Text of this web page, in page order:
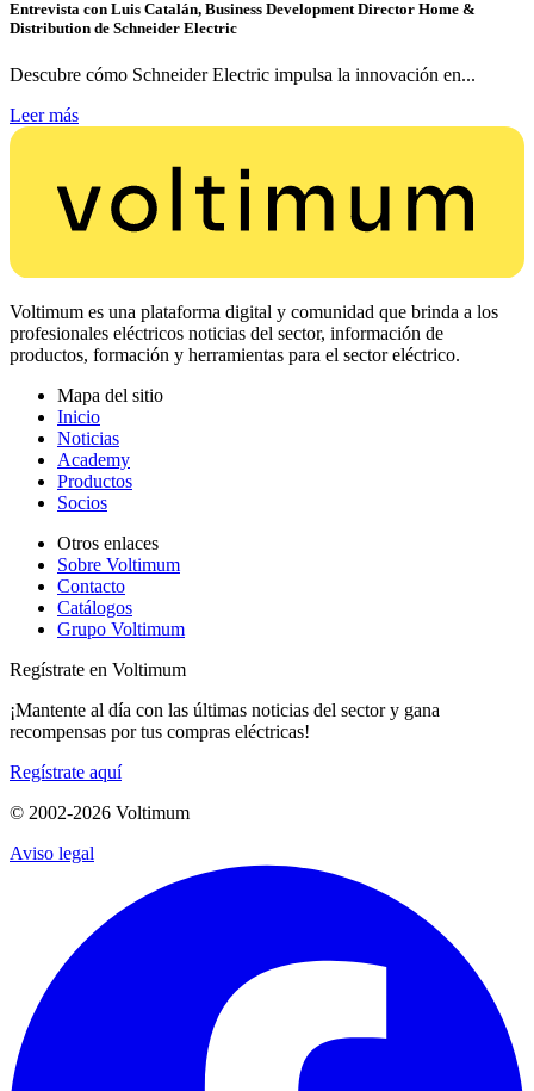
Entrevista con Luis Catalán, Business Development Director Home &
Distribution de Schneider Electric
Descubre cómo Schneider Electric impulsa la innovación en...
Leer más
Voltimum es una plataforma digital y comunidad que brinda a los
profesionales eléctricos noticias del sector, información de
productos, formación y herramientas para el sector eléctrico.
Mapa del sitio
Inicio
Noticias
Academy
Productos
Socios
Otros enlaces
Sobre Voltimum
Contacto
Catálogos
Grupo Voltimum
Regístrate en Voltimum
¡Mantente al día con las últimas noticias del sector y gana
recompensas por tus compras eléctricas!
Regístrate aquí
© 2002-2026 Voltimum
Aviso legal